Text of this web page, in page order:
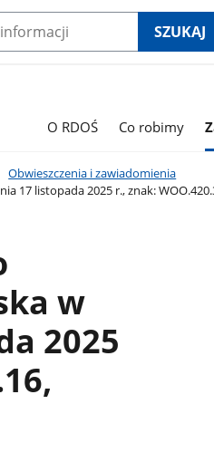
SZUKAJ
O RDOŚ Co robimy
Obwieszczenia i zawiadomienia
17 listopada 2025 r., znak:
w
2025